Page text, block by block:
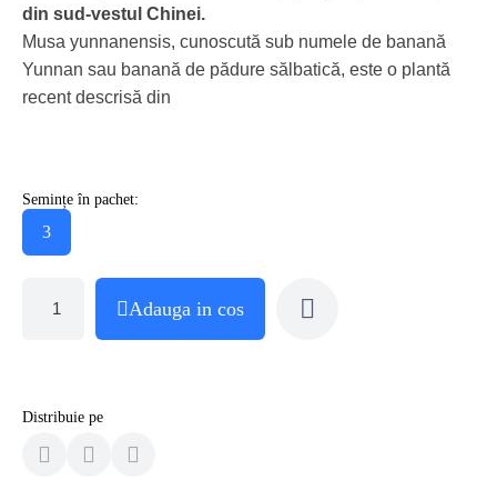
din sud-vestul Chinei.
Musa yunnanensis, cunoscută sub numele de banană
Yunnan sau banană de pădure sălbatică, este o plantă
recent descrisă din
Semințe în pachet:
3
Adauga in cos
Distribuie pe